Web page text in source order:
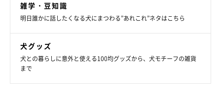
雑学・豆知識
明日誰かに話したくなる犬にまつわる”あれこれ”ネタはこちら
犬グッズ
犬との暮らしに意外と使える100均グッズから、犬モチーフの雑貨
まで